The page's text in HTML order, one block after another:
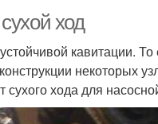
ход
кавитации. То
некоторых
хода для